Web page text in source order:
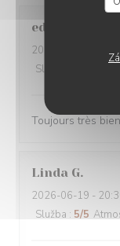
edmond
2026-06-19
-
Služba
Toujours très bien
Linda G
2026-06-19 -
Služba : 5/5